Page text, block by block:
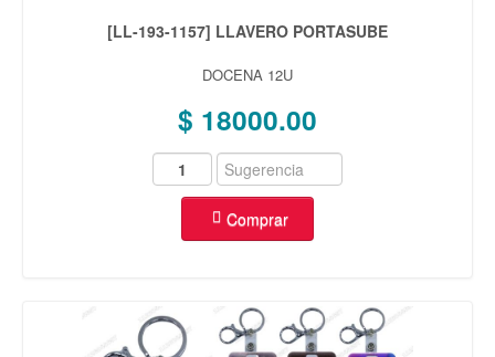
[LL-193-1157] LLAVERO PORTASUBE
DOCENA 12U
$ 18000.00
Comprar